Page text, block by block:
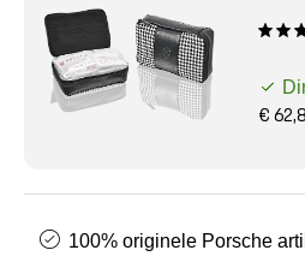
€
100% originele Porsche